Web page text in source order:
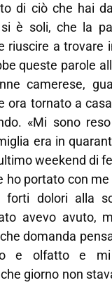
di ciò che hai
è soli, che la
riuscire a trovare
queste parole
camerese,
ora tornato a
«Mi sono
era in
weekend di
ho portato con me
forti dolori alla
avevo avuto,
domanda
e olfatto e
giorno non